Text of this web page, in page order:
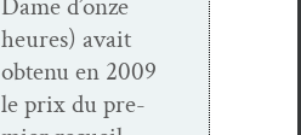
Dame d’onze
heures) avait
obtenu en 2009
le prix du pre­